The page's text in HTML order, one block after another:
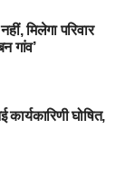
सरकार
कार्यकर्ती
कार्यकर्तियां
मिलेगा परिवार
गांव’
घोषित,